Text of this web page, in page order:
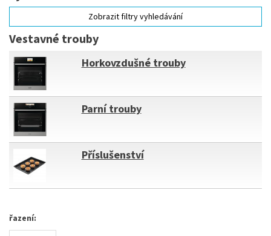
Zobrazit filtry vyhledávání
Vestavné trouby
Horkovzdušné trouby
Parní trouby
Příslušenství
řazení: